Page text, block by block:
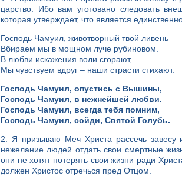
царство. Ибо вам уготовано следовать
которая утверждает, что является
Господь Чамуил, животворный твой ливень
Вбираем мы в мощном луче рубиновом.
В любви искажения воли сгорают,
Мы чувствуем вдруг – наши страсти стихают.
Господь Чамуил, опустись с Вышины,
Господь Чамуил, в нежнейшей любви.
Господь Чамуил, всегда тебя помним,
Господь Чамуил, сойди, Святой Голубь.
2. Я призываю Меч Христа рассечь завесу
нежелание людей отдать свои смертные
они не хотят потерять свои жизни ради
должен Христос отречься пред Отцом.